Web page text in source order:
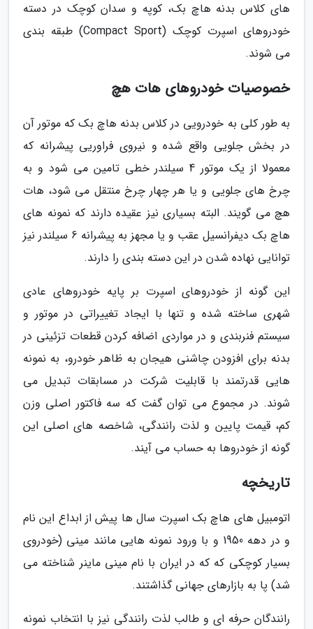
های کلاس بدنه هاچ بک، کوپه و سدان کوچک در دسته
خودروهای اسپرت کوچک (Compact Sport) طبقه بندی
می شوند.
خصوصیات خودروهای هات هچ
به طور کلی به خودرویی در کلاس بدنه هاچ بک که موتور آن
در بخش جلویی واقع شده و نیروی فراوریی پیشرانه که
معمولا از یک موتور 4 سیلندر خطی تامین می شود و به
چرخ های جلویی و یا هر چهار چرخ منتقل می شود، هات
هچ می گویند. البته بسیاری نیز عقیده دارند که نمونه های
هاچ بک دیفرانسیل عقب و یا مجهز به پیشرانه 6 سیلندر نیز
توانایی نهاده شدن در این دسته بندی را دارند.
این گونه از خودروهای اسپرت بر پایه خودروهای عادی
شهری ساخته شده و تنها با ایجاد تغییراتی در موتور و
سیستم فنربندی و در مواردی اضافه کردن قطعات تزئینی در
بدنه برای افزودن چاشنی هیجان به ظاهر خودرو، به نمونه
هایی قدرتمند با قابلیت شرکت در مسابقات تبدیل می
شوند. در مجموع می توان گفت که سه فاکتور اصلی وزن
کم، قیمت پایین و لذت رانندگی، شاخصه های اصلی این
گونه از خودروها به حساب می آیند.
تاریخچه
اتومبیل های هاچ بک اسپرت سال ها پیش از ابداع این نام
و در دهه 1950 و با ورود نمونه هایی مانند مینی (خودروی
بسیار کوچکی که که در ایران با نام مینی ماینر شناخته می
شد) پا به بازارهای جهانی گذاشتند.
رانندگان حرفه ای و طالب لذت رانندگی نیز با انتخاب نمونه